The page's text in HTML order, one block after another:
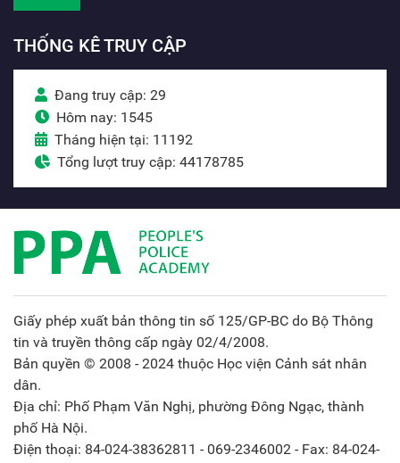
THỐNG KÊ TRUY CẬP
Đang truy cập: 29
Hôm nay: 1545
Tháng hiện tại: 11192
Tổng lượt truy cập: 44178785
Giấy phép xuất bản thông tin số 125/GP-BC do Bộ Thông
tin và truyền thông cấp ngày 02/4/2008.
Bản quyền © 2008 - 2024 thuộc Học viện Cảnh sát nhân
dân.
Địa chỉ: Phố Phạm Văn Nghị, phường Đông Ngạc, thành
phố Hà Nội.
Điện thoại: 84-024-38362811 - 069-2346002 - Fax: 84-024-